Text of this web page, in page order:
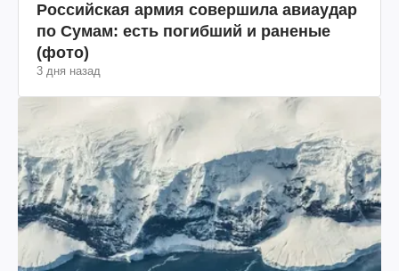
Российская армия совершила авиаудар
по Сумам: есть погибший и раненые
(фото)
3 дня назад